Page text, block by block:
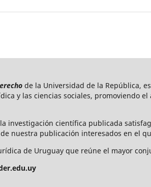
de la Universidad de la República,
y las ciencias sociales, promoviendo
investigación científica publicada
nuestra publicación interesados en el
de Uruguay que reúne el mayor